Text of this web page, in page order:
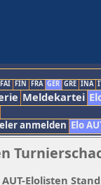
FAI FIN FRA GER GRE INA
Meldekartei
anmelden Elo
AUT-Elolisten